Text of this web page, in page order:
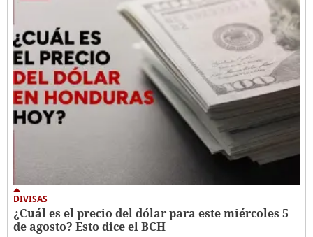
DIVISAS
¿Cuál es el precio del dólar para este miércoles 5
de agosto? Esto dice el BCH